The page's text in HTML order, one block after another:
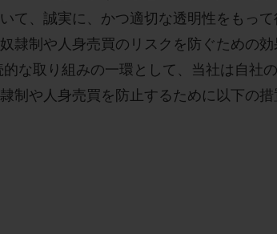
て、誠実に、かつ適切な透明性をもって
隷制や人身売買のリスクを防ぐための効
な取り組みの一環として、当社は自社
制や人身売買を防止するために以下の措